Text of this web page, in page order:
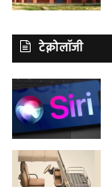
टेक्नोलॉजी